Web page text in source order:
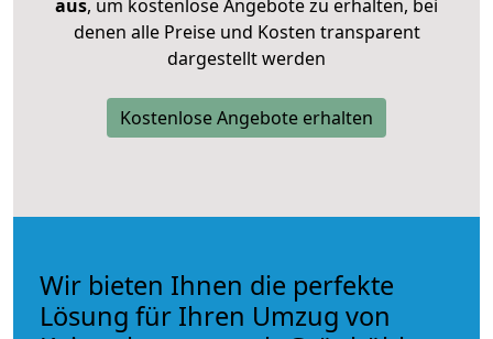
aus, um kostenlose Angebote zu erhalten, bei
denen alle Preise und Kosten transparent
dargestellt werden
Kostenlose Angebote erhalten
Wir bieten Ihnen die perfekte
Lösung für Ihren Umzug von